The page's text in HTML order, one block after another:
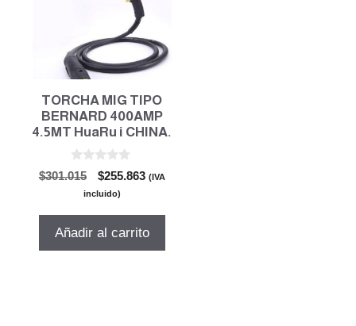
TORCHA MIG TIPO
BERNARD 400AMP
4.5MT HuaRu i CHINA.
0
d
$301.015
El
precio
era:
$255.863El(IVA
incluido)
Añadir al carrito